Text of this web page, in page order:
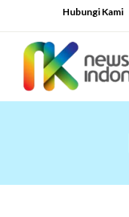
to
content
Hubungi Kami